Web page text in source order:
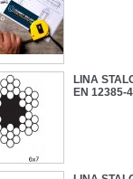
LINA
EN 12385-